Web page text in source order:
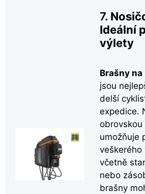
7.
Ideální
výlety
Brašny
jsou
delší
expedice.
obrovskou
umožňuje
veškerého
včetně
nebo
brašny